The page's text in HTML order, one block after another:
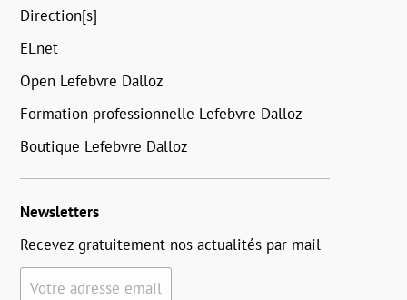
Direction[s]
ELnet
Open Lefebvre Dalloz
Formation professionnelle Lefebvre Dalloz
Boutique Lefebvre Dalloz
Newsletters
Recevez gratuitement nos actualités par mail
Votre adresse email